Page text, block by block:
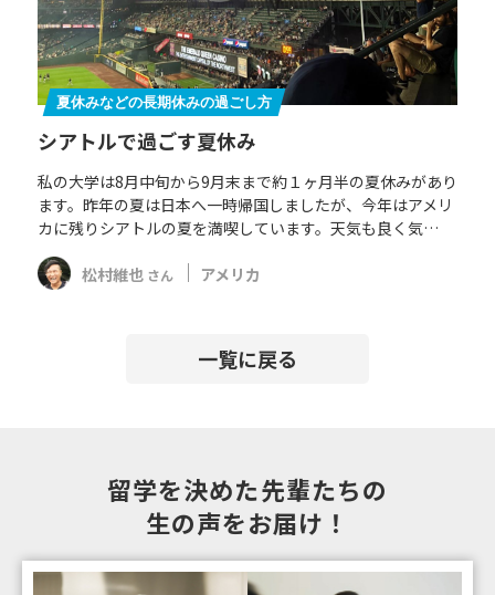
夏休みなどの長期休みの過ごし方
シアトルで過ごす夏休み
私の大学は8月中旬から9月末まで約１ヶ月半の夏休みがあり
ます。昨年の夏は日本へ一時帰国しましたが、今年はアメリ
カに残りシアトルの夏を満喫しています。天気も良く気…
松村維也 さん アメリカ
一覧に戻る
留学を決めた先輩たちの
生の声をお届け！